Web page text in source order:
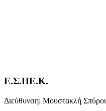
Ε.Σ.ΠΕ.Κ.
Διεύθυνση: Μουστακλή